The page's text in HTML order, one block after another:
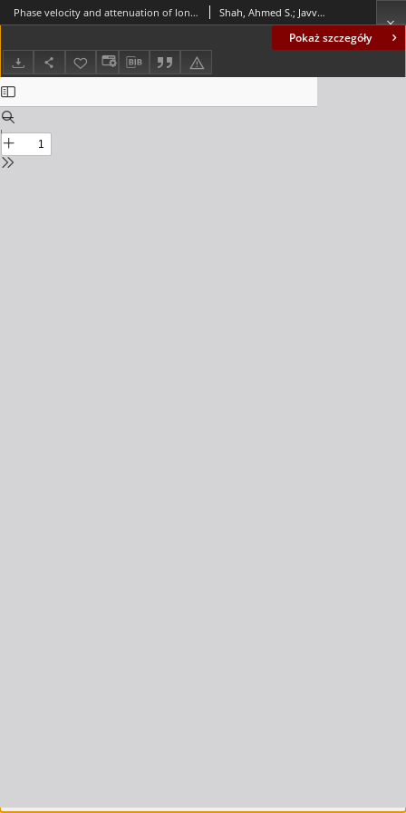
Pokaż szczegóły
Phase velocity and attenuation of longitudinal shear vibrations of hollow poroelastic cylinders Shah, Ahmed S.; Javvad Hussaini, S.